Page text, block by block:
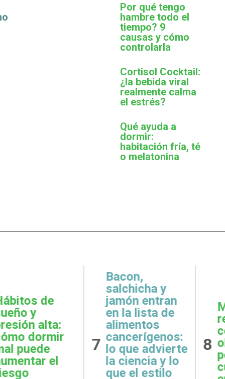
Por qué tengo
hambre todo el
tiempo? 9
causas y cómo
controlarla
Cortisol Cocktail:
¿la bebida viral
realmente calma
el estrés?
Qué ayuda a
dormir:
habitación fría, té
o melatonina
entran
de
advierte
y lo
estilo
Metas
realistas:
cómo definir
objetivos
posibles y
cuidar la salud
9
qué
la